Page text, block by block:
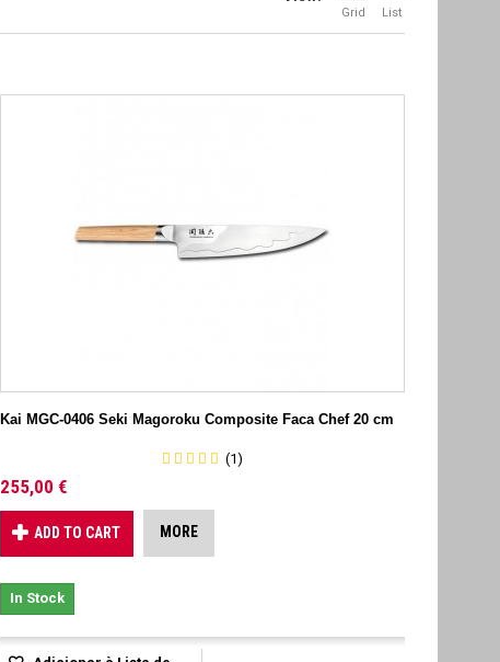
Grid List
Kai MGC-0406 Seki Magoroku Composite Faca Chef 20 cm
(1)
255,00 €
ADD TO CART MORE
In Stock